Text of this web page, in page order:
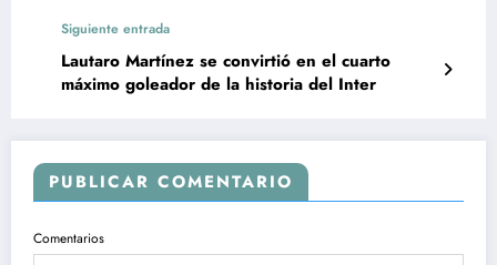
Siguiente entrada
Lautaro Martínez se convirtió en el cuarto
máximo goleador de la historia del Inter
PUBLICAR COMENTARIO
Comentarios